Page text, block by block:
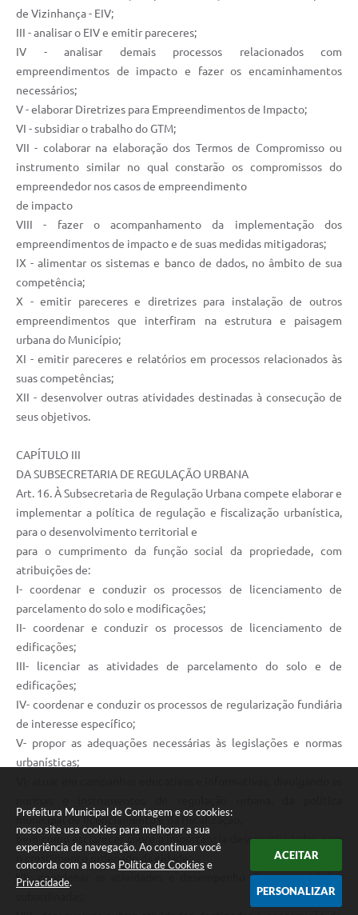
Prefeitura Municipal de Contagem e os cookies:
nosso site usa cookies para melhorar a sua
experiência de navegação. Ao continuar você
concorda com a nossa Política de Cookies e
Privacidade.
ACEITAR
PERSONALIZAR
de Vizinhança - EIV;
III - analisar o EIV e emitir pareceres;
IV - analisar demais processos relacionados com
empreendimentos de impacto e fazer os encaminhamentos
necessários;
V - elaborar Diretrizes para Empreendimentos de Impacto;
VI - subsidiar o trabalho do GTM;
VII - colaborar na elaboração dos Termos de Compromisso ou
instrumento similar no qual constarão os compromissos do
empreendedor nos casos de empreendimento
de impacto
VIII - fazer o acompanhamento da implementação dos
empreendimentos de impacto e de suas medidas mitigadoras;
IX - alimentar os sistemas e banco de dados, no âmbito de sua
competência;
X - emitir pareceres e diretrizes para instalação de outros
empreendimentos que interfiram na estrutura e paisagem
urbana do Município;
XI - emitir pareceres e relatórios em processos relacionados às
suas competências;
XII - desenvolver outras atividades destinadas à consecução de
seus objetivos.
CAPÍTULO III
DA SUBSECRETARIA DE REGULAÇÃO URBANA
Art. 16. À Subsecretaria de Regulação Urbana compete elaborar e
implementar a política de regulação e fiscalização urbanística,
para o desenvolvimento territorial e
para o cumprimento da função social da propriedade, com
atribuições de:
I- coordenar e conduzir os processos de licenciamento de
parcelamento do solo e modificações;
II- coordenar e conduzir os processos de licenciamento de
edificações;
III- licenciar as atividades de parcelamento do solo e de
edificações;
IV- coordenar e conduzir os processos de regularização fundiária
de interesse específico;
V- propor as adequações necessárias às legislações e normas
urbanísticas;
municipal de licenciamento e da fiscalização,
bem como esclarecer sobre a importância dessas atividades para
o crescimento ordenado da cidade;
VII- coordenar as atividades e desempenho de suas unidades